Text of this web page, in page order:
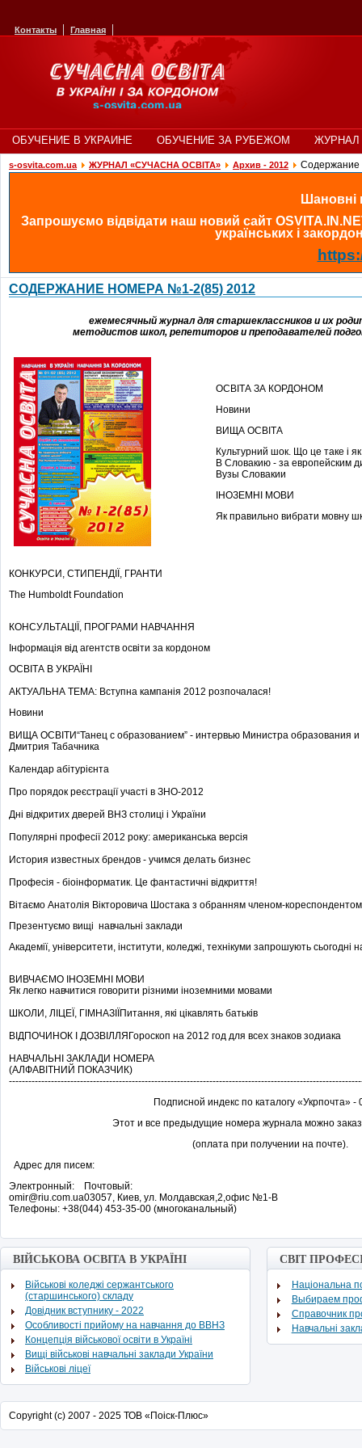
Контакты Главная
ОБУЧЕНИЕ В УКРАИНЕ ОБУЧЕНИЕ ЗА РУБЕЖОМ ЖУРНАЛ
s-osvita.com.ua ЖУРНАЛ «СУЧАСНА ОСВІТА» Архив - 2012
Шановні
Запрошуємо відвідати наш новий сайт
українських і
CОДЕРЖАНИЕ НОМЕРА №1-2(85) 2012
ежемесячный журнал для старшеклассников и их
методистов школ, репетиторов и преподавателей
ОСВІТА ЗА КОРДОНОМ
Новини
ВИЩА ОСВІТА
Культурний шок. Що це таке і
В Словакию - за европейским
Вузы Словакии
ІНОЗЕМНІ МОВИ
Як правильно вибрати мовну
КОНКУРСИ, СТИПЕНДІЇ, ГРАНТИ
The Humboldt Foundation
КОНСУЛЬТАЦІЇ, ПРОГРАМИ НАВЧАННЯ
Інформація від агентств освіти за кордоном
ОСВІТА В УКРАЇНІ
АКТУАЛЬНА ТЕМА: Вступна кампанія 2012 розпочалася!
Новини
ВИЩА ОСВІТИ“Танец с образованием” - интервью Министра образования
Дмитрия Табачника
Календар абітурієнта
Про порядок реєстрації участі в ЗНО-2012
Дні відкритих дверей ВНЗ столиці і України
Популярні професії 2012 року: американська версія
История известных брендов - учимся делать бизнес
Професія - біоінформатик. Це фантастичні відкриття!
Вітаємо Анатолія Вікторовича Шостака з обранням членом-
Презентуємо вищі навчальні заклади
Академії, університети, інститути, коледжі, технікуми запрошують сьогодні
ВИВЧАЄМО ІНОЗЕМНІ МОВИ
Як легко навчитися говорити різними іноземними мовами
ШКОЛИ, ЛІЦЕЇ, ГІМНАЗІЇПитання, які цікавлять батьків
ВІДПОЧИНОК І ДОЗВІЛЛЯГороскоп на 2012 год для всех знаков зодиака
НАВЧАЛЬНІ ЗАКЛАДИ НОМЕРА
(АЛФАВІТНИЙ ПОКАЗЧИК)
Подписной индекс по каталогу «Укрпочта» -
Этот и все предыдущие номера журнала можно
(оплата при получении на почте).
Адрес для писем:
Электронный:
omir@riu.com.ua
Почтовый:
03057, Киев, ул. Молдавская,2,офис №1-В
Телефоны: +38(044) 453-35-00 (многоканальный)
ВІЙСЬКОВА ОСВІТА В УКРАЇНІ
Військові коледжі сержантського
(старшинського) складу
Довідник вступнику - 2022
Особливості прийому на навчання до ВВНЗ
Концепція військової освіти в Україні
Вищі військові навчальні заклади України
Військові ліцеї
СВІТ
Національна
Выбираем
Cправочник
Навчальні
Copyright (c) 2007 - 2025 ТОВ «Поіск-Плюс»